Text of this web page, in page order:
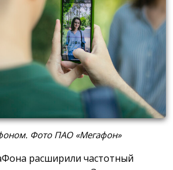
Фото ПАО «Мегафон»
расширили частотный